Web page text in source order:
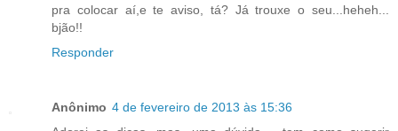
pra colocar aí,e te aviso, tá? Já trouxe o seu...heheh...
bjão!!
Responder
Anônimo 4 de fevereiro de 2013 às 15:36